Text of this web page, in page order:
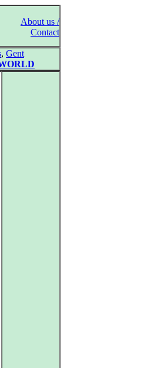
About us /
Contact
, Gent